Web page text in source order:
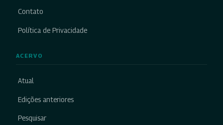
Contato
Política de Privacidade
ACERVO
Atual
Edições anteriores
Pesquisar